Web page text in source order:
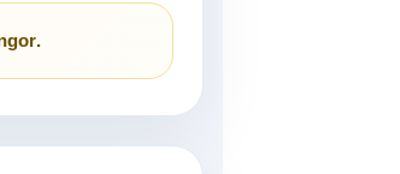
.